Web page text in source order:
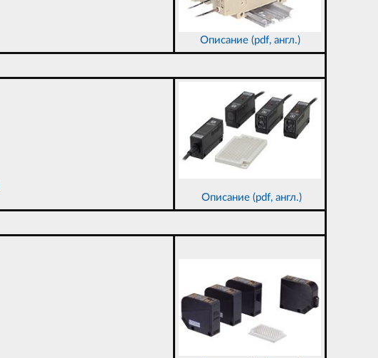
Описание (pdf, англ.)
Описание (pdf, англ.)